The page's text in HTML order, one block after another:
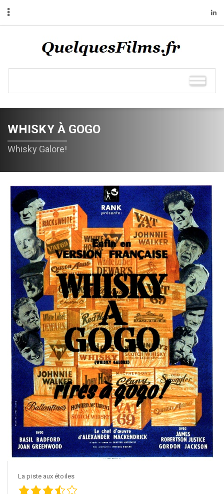
WHISKY À GOGO
Whisky Galore!
La piste aux étoiles